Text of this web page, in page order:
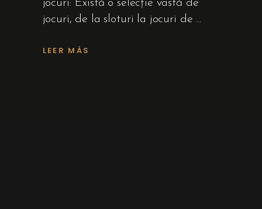
jocuri: Există o selecție vastă de
jocuri, de la sloturi la jocuri de
LEER MÁS